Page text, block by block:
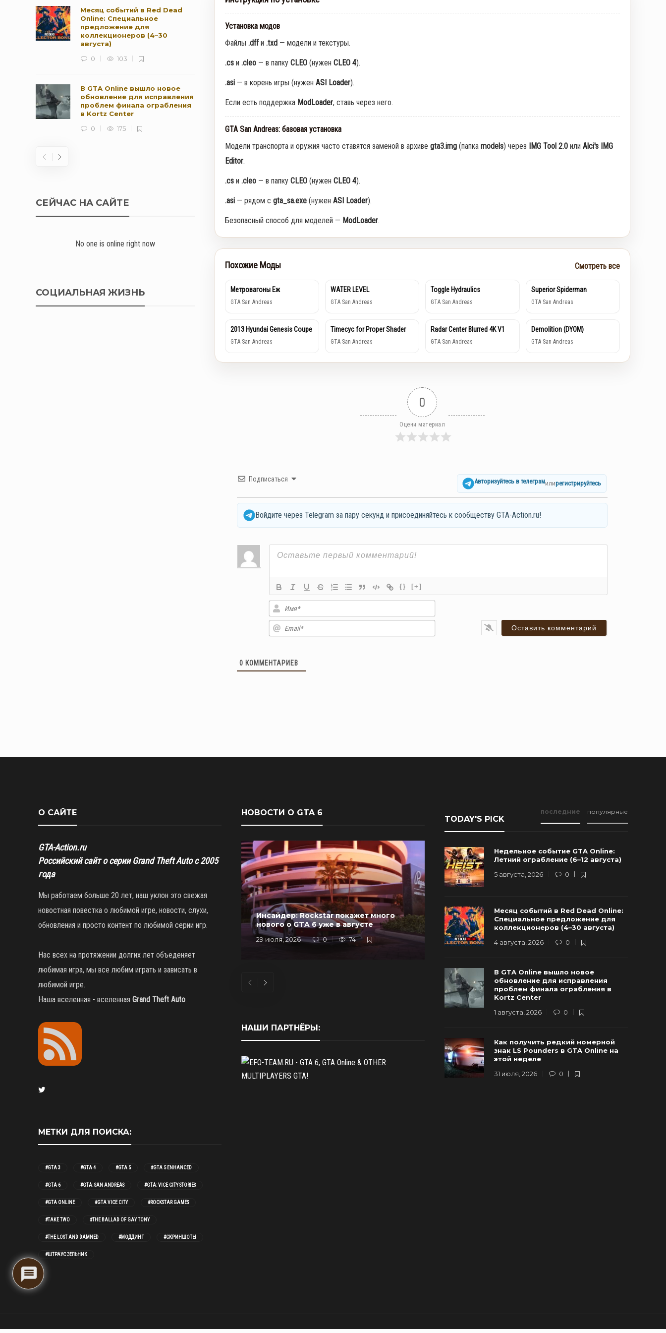
Месяц событий в Red Dead
Online: Специальное
предложение для
коллекционеров (4–30
августа)
0
103
В GTA Online вышло новое
обновление для исправления
проблем финала ограбления
в Kortz Center
0
175
июля по 5 августа
0
628
поддержку игр на
устройствах с iOS 16 и ниже
0
102
СЕЙЧАС НА САЙТЕ
No one is online right now
СОЦИАЛЬНАЯ ЖИЗНЬ
Установка модов
Файлы .dffи .txd— модели и текстуры.
.csи .cleo— в папку CLEO(нужен CLEO 4).
.asi— в корень игры (нужен ASI Loader).
Если есть поддержка ModLoader, ставь через него.
GTA San Andreas: базовая установка
Модели транспорта и оружия часто ставятся заменой в архиве gta3.img(папка models) через IMG Tool 2.0или Alci's IMG
Editor.
.csи .cleo— в папку CLEO(нужен CLEO 4).
.asi— рядом с gta_sa.exe(нужен ASI Loader).
Безопасный способ для моделей — ModLoader.
Похожие Моды Смотреть все
Метровагоны Еж
GTA San Andreas
WATER LEVEL
GTA San Andreas
Toggle Hydraulics
GTA San Andreas
Superior Spiderman
GTA San Andreas
2013 Hyundai Genesis Coupe
GTA San Andreas
Timecyc for Proper Shader
GTA San Andreas
Radar Center Blurred 4K V1
GTA San Andreas
Demolition (DYOM)
GTA San Andreas
0
Оцени материал
Подписаться Авторизуйтесь в телеграмилирегистрируйтесь
Войдите через Telegram за пару секунд и присоединяйтесь к сообществу GTA-Action.ru!
{} [+]
Имя*
Email*
0 КОММЕНТАРИЕВ
О САЙТЕ
GTA-Action.ru
Российский сайт о серии Grand Theft Auto с 2005
года
Мы работаем больше 20 лет, наш уклон это свежая
новостная повестка о любимой игре, новости, слухи,
обновления и просто контент по любимой серии игр.
Нас всех на протяжении долгих лет объеденяет
любимая игра, мы все любим играть и зависать в
любимой игре.
Наша вселенная - вселенная Grand Theft Auto.
МЕТКИ ДЛЯ ПОИСКА:
#GTA 3 #GTA 4 #GTA 5 #GTA 5 ENHANCED
#GTA 6 #GTA: SAN ANDREAS #GTA: VICE CITY STORIES
#GTA ONLINE #GTA VICE CITY #ROCKSTAR GAMES
#TAKE TWO #THE BALLAD OF GAY TONY
#THE LOST AND DAMNED #МОДДИНГ #СКРИНШОТЫ
#ШТРАУС ЗЕЛЬНИК
НОВОСТИ О GTA 6
Инсайдер: Rockstar покажет много
нового о GTA 6 уже в августе
29 июля, 2026 0 74
Разработчики GTA 6 провели важную
встречу с руководством Rockstar
Games
22 июля, 2026 0 181
НАШИ ПАРТНЁРЫ:
TODAY'S PICK
последние популярные
Недельное событие GTA Online:
Летний ограбление (6–12 августа)
5 августа, 2026
0
Месяц событий в Red Dead Online:
Специальное предложение для
коллекционеров (4–30 августа)
4 августа, 2026
0
В GTA Online вышло новое
обновление для исправления
проблем финала ограбления в
Kortz Center
1 августа, 2026
0
Как получить редкий номерной
знак LS Pounders в GTA Online на
этой неделе
31 июля, 2026
0